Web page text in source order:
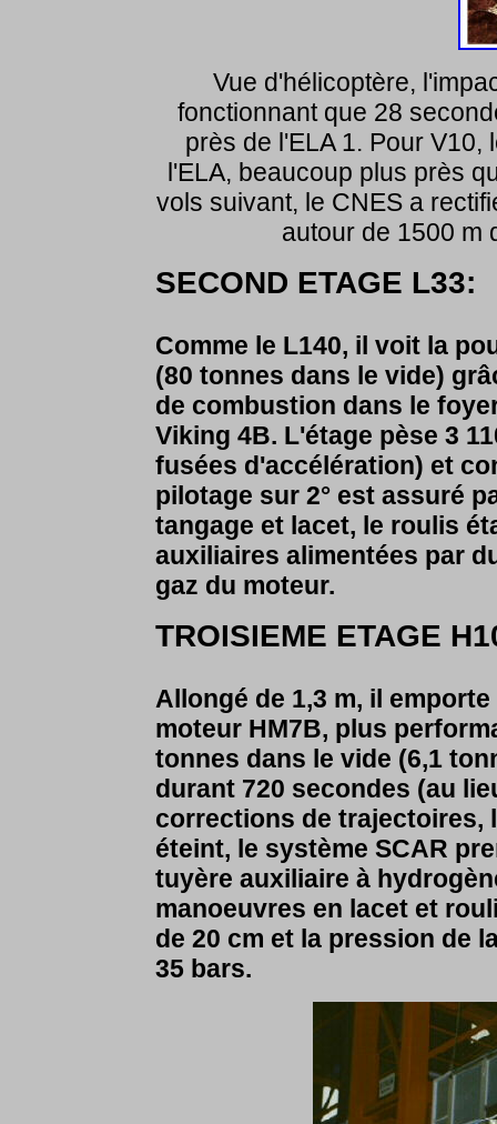
Vue d'hélicoptère,
fonctionnant que 28
près de l'ELA 1. Pour V10,
l'ELA, beaucoup plus près
vols suivant, le CNES a
autour de 1500 m
SECOND ETAGE L33:
Comme le L140, il voit la
(80 tonnes dans le vide)
de combustion dans le
Viking 4B. L'étage pèse 3
fusées d'accélération) et
pilotage sur 2° est assuré
tangage et lacet, le roulis
auxiliaires alimentées par
gaz du moteur.
TROISIEME ETAGE
Allongé de 1,3 m, il
moteur HM7B, plus
tonnes dans le vide (6,1
durant 720 secondes (au
corrections de trajectoires,
éteint, le système SCAR
tuyère auxiliaire à
manoeuvres en lacet et
de 20 cm et la pression de
35 bars.